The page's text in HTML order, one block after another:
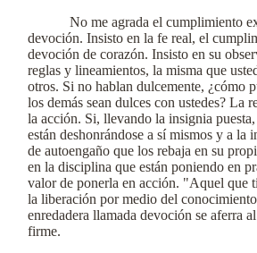
No me agrada el cumplimiento
devoción. Insisto en la fe real, el
devoción de corazón. Insisto en su
reglas y lineamientos, la misma que
otros. Si no hablan dulcemente, ¿cómo
los demás sean dulces con ustedes? La
la acción. Si, llevando la insignia
están deshonrándose a sí mismos y a la
de autoengaño que los rebaja en su
en la disciplina que están poniendo en
valor de ponerla en acción. "Aquel que
la liberación por medio del
enredadera llamada devoción se aferra
firme.